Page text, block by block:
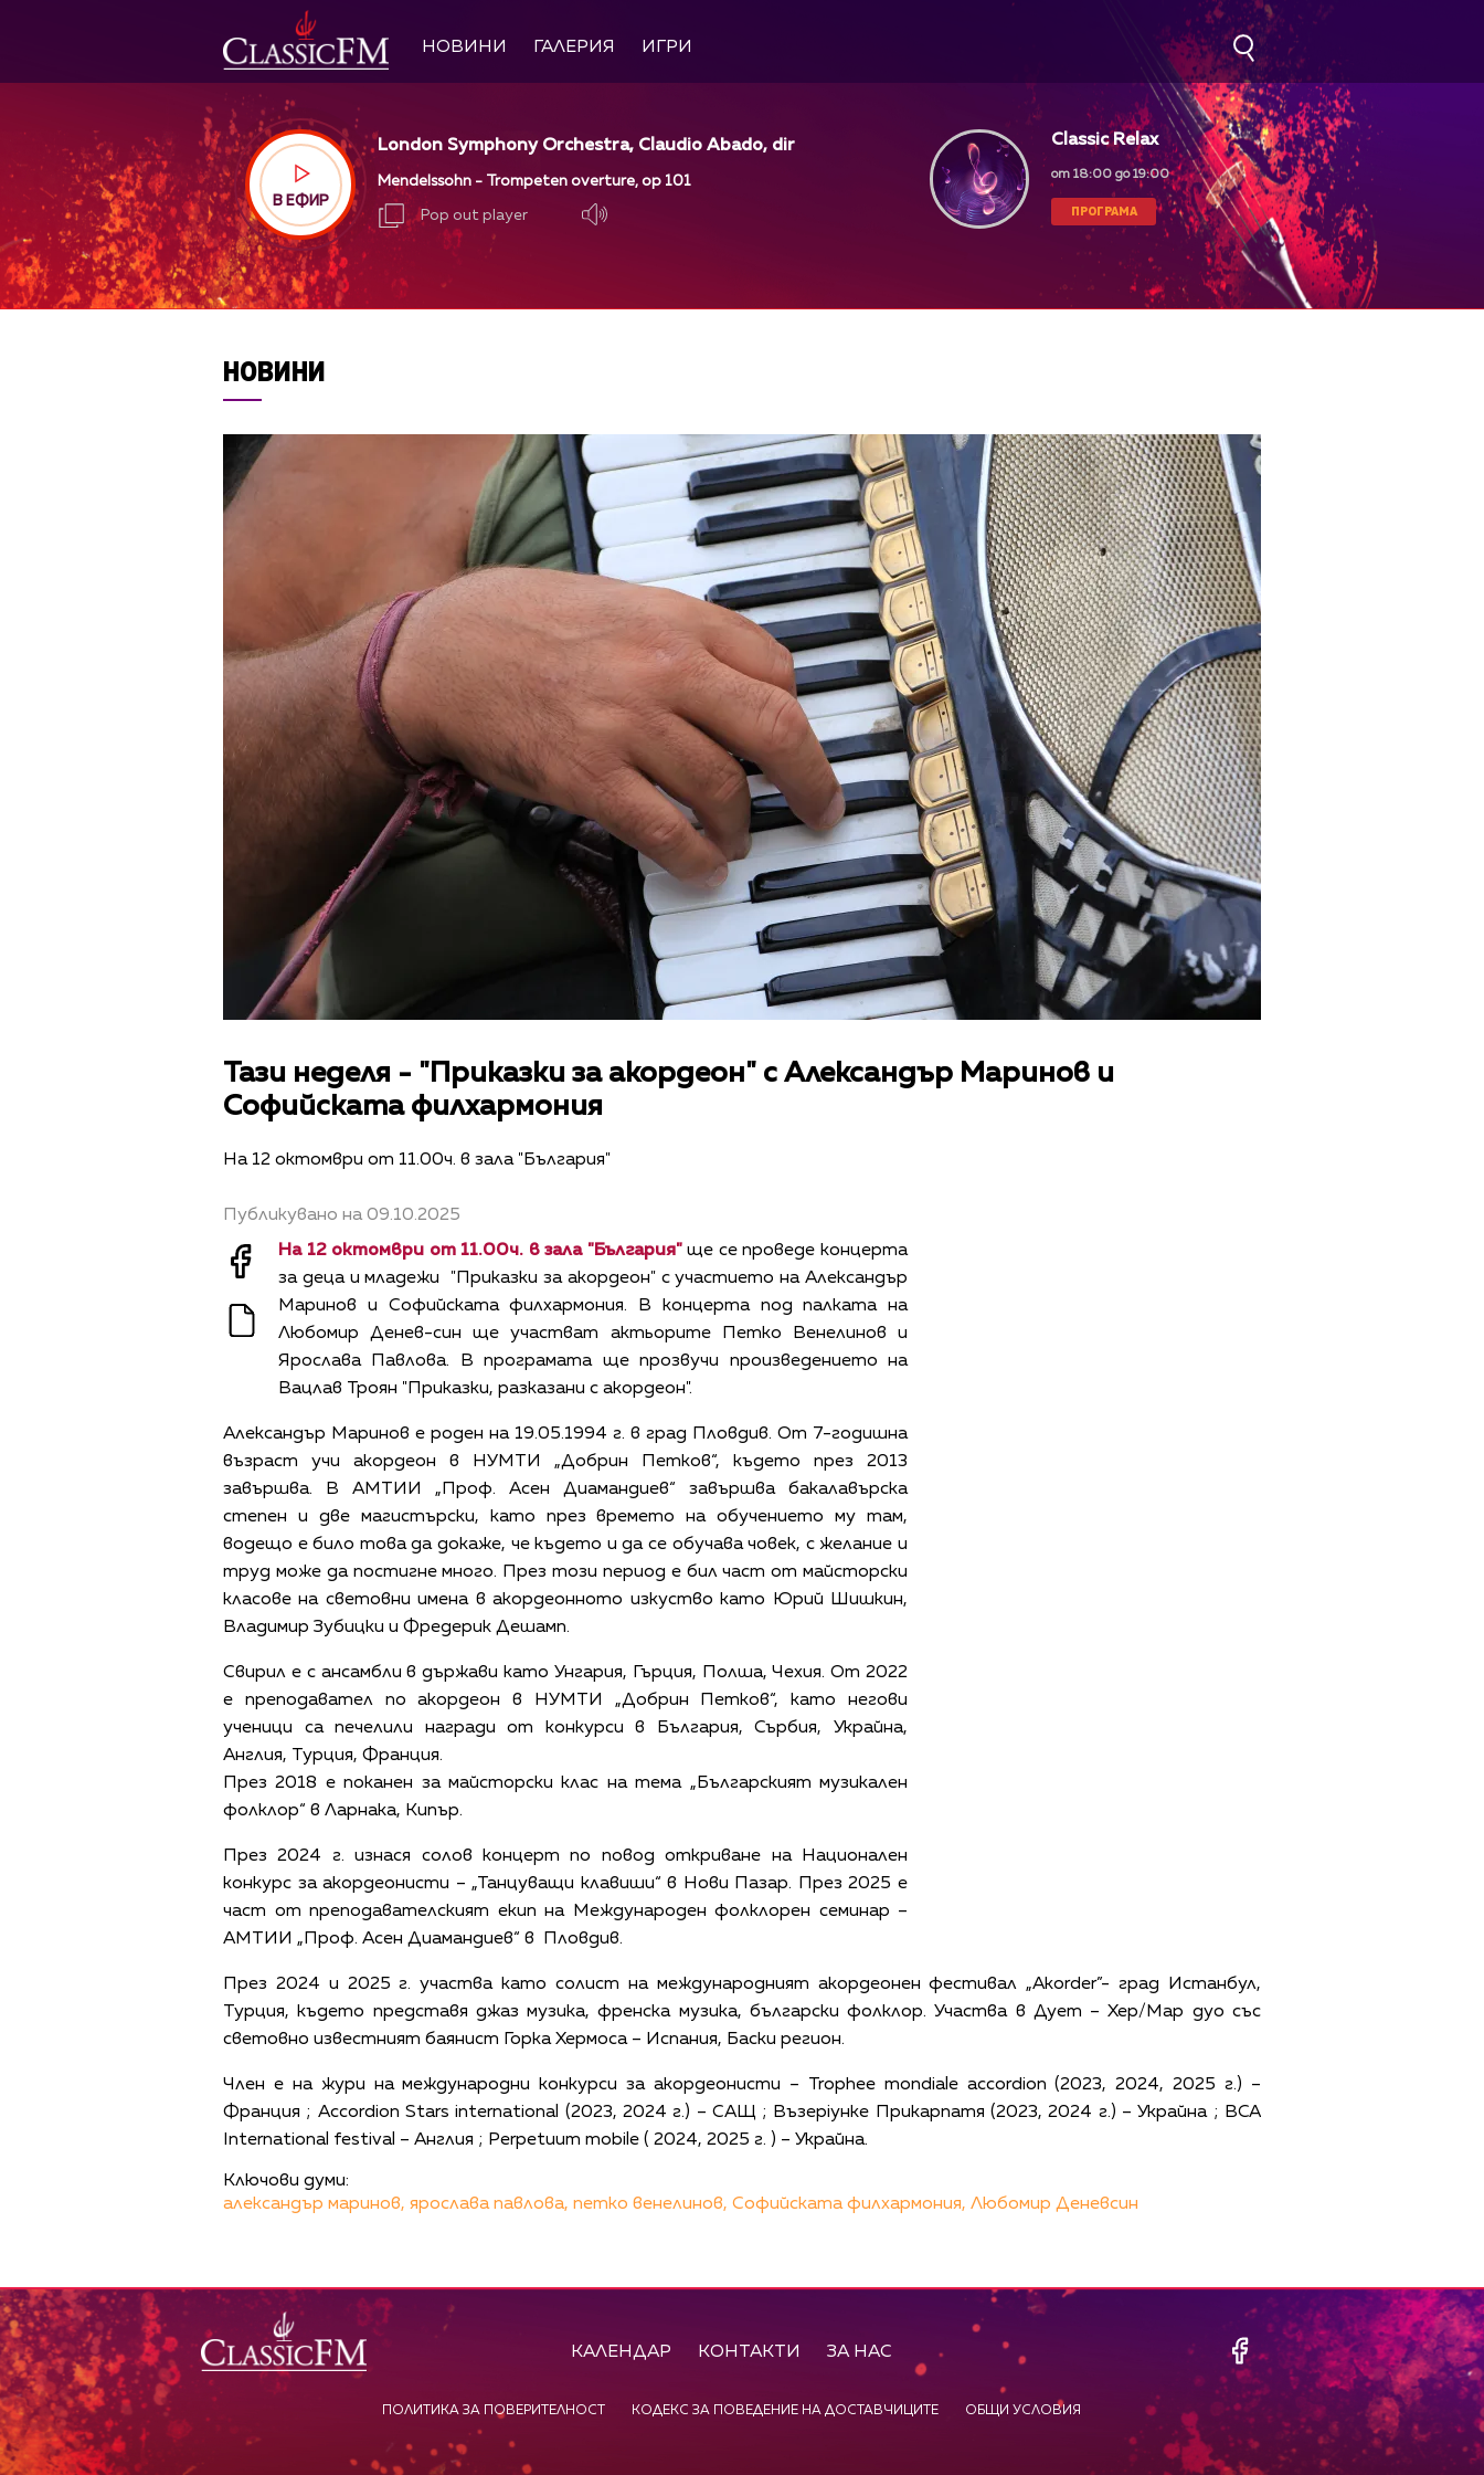
НОВИНИ ГАЛЕРИЯ ИГРИ
В ЕФИР
London Symphony Orchestra, Claudio Abado, dir
Mendelssohn - Trompeten overture, op 101
Pop out player
Classic Relax
от 18:00 до 19:00
ПРОГРАМА
НОВИНИ
Тази неделя - "Приказки за акордеон" с Александър Маринов и
Софийската филхармония
На 12 октомври от 11.00ч. в зала "България"
Публикувано на 09.10.2025
На 12 октомври от 11.00ч. в зала "България"ще се проведе концерта
за деца и младежи "Приказки за акордеон" с участието на Александър
Маринов и Софийската филхармония. В концерта под палката на
Любомир Денев-син ще участват актьорите Петко Венелинов и
Ярослава Павлова. В програмата ще прозвучи произведението на
Вацлав Троян "Приказки, разказани с акордеон".
Александър Маринов е роден на 19.05.1994 г. в град Пловдив. От 7-годишна
възраст учи акордеон в НУМТИ „Добрин Петков“, където през 2013
завършва. В АМТИИ „Проф. Асен Диамандиев“ завършва бакалавърска
степен и две магистърски, като през времето на обучението му там,
водещо е било това да докаже, че където и да се обучава човек, с желание и
труд може да постигне много. През този период е бил част от майсторски
класове на световни имена в акордеонното изкуство като Юрий Шишкин,
Владимир Зубицки и Фредерик Дешамп.
Свирил е с ансамбли в държави като Унгария, Гърция, Полша, Чехия. От 2022
е преподавател по акордеон в НУМТИ „Добрин Петков“, като негови
ученици са печелили награди от конкурси в България, Сърбия, Украйна,
Англия, Турция, Франция.
През 2018 е поканен за майсторски клас на тема „Българският музикален
фолклор“ в Ларнака, Кипър.
През 2024 г. изнася солов концерт по повод откриване на Национален
конкурс за акордеонисти – „Танцуващи клавиши“ в Нови Пазар. През 2025 е
част от преподавателският екип на Международен фолклорен семинар –
АМТИИ „Проф. Асен Диамандиев“ в Пловдив.
През 2024 и 2025 г. участва като солист на международният акордеонен фестивал „Akorder”- град Истанбул,
Турция, където представя джаз музика, френска музика, български фолклор. Участва в Дует – Хер/Мар дуо със
световно известният баянист Горка Хермоса – Испания, Баски регион.
Член е на жури на международни конкурси за акордеонисти – Trophee mondiale accordion (2023, 2024, 2025 г.) –
Франция ; Accordion Stars international (2023, 2024 г.) – САЩ ; Възерiунке Прикарпатя (2023, 2024 г.) – Украйна ; BCA
International festival – Англия ; Perpetuum mobile ( 2024, 2025 г. ) – Украйна.
Ключови думи:
александър маринов, ярослава павлова, петко венелинов, Софийската филхармония, Любомир Деневсин
КАЛЕНДАР КОНТАКТИ ЗА НАС
ПОЛИТИКА ЗА ПОВЕРИТЕЛНОСТ КОДЕКС ЗА ПОВЕДЕНИЕ НА ДОСТАВЧИЦИТЕ ОБЩИ УСЛОВИЯ